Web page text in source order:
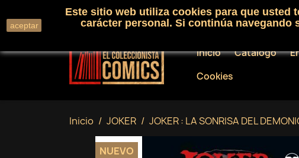
Llámenos:+34 91 530 01 33
Inicio Catálogo
Cookies
Inicio JOKER JOKER : LA SONRISA DEL
NUEVO
aceptar
Este sitio web utiliza cookies para que usted
carácter personal. Si continúa navegando